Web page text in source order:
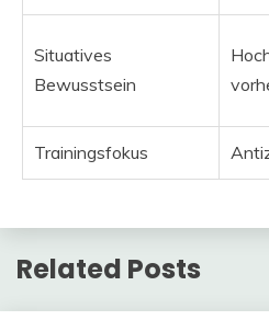
Situatives
Bewusstsein
Trainingsfokus
Related Posts